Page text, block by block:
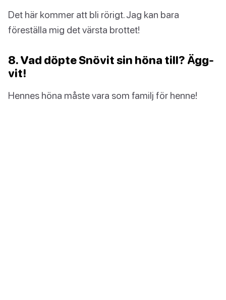
Det här kommer att bli rörigt. Jag kan bara
föreställa mig det värsta brottet!
8. Vad döpte Snövit sin höna till? Ägg-
vit!
Hennes höna måste vara som familj för henne!